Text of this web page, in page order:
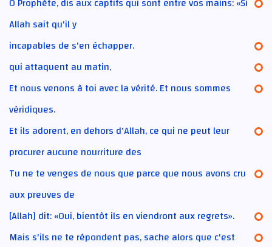
Allah sait qu'il y
incapables de s'en échapper.
qui attaquent au matin,
Et nous venons à toi avec la vérité. Et nous sommes
véridiques.
Et ils adorent, en dehors d'Allah, ce qui ne peut leur
procurer aucune nourriture des
Tu ne te venges de nous que parce que nous avons cru
aux preuves de
[Allah] dit: «Oui, bientôt ils en viendront aux regrets».
Mais s'ils ne te répondent pas, sache alors que c'est